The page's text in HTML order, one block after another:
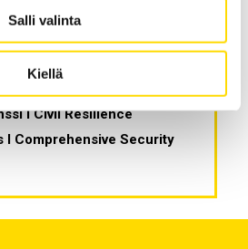
Salli valinta
Kiellä
I Civil Resilience
I Comprehensive Security